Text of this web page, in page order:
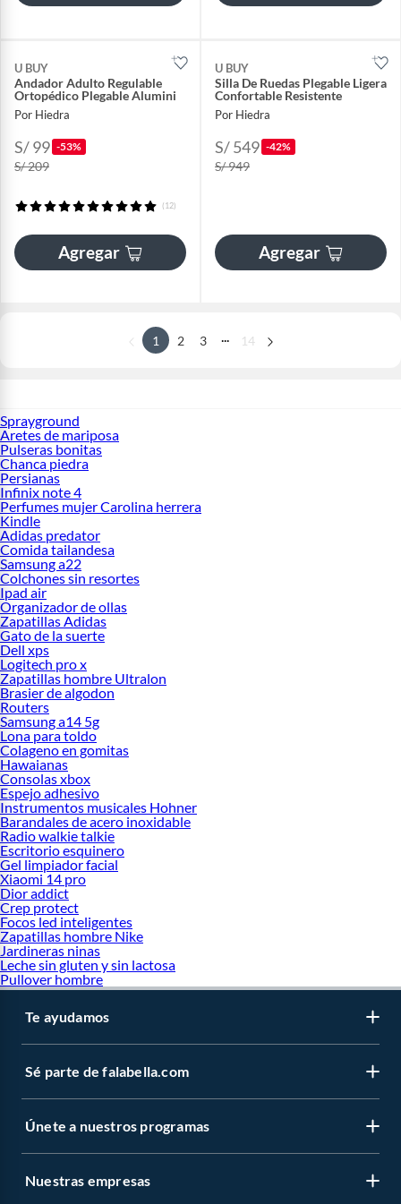
U BUY
Andador Adulto Regulable
Ortopédico Plegable Alumini
Por Hiedra
S/ 99 -53%
S/ 209
(12)
Agregar
U BUY
Silla De Ruedas Plegable Ligera
Confortable Resistente
Por Hiedra
S/ 549 -42%
S/ 949
Agregar
1 2 3 ... 14
Sprayground
Aretes de mariposa
Pulseras bonitas
Chanca piedra
Persianas
Infinix note 4
Perfumes mujer Carolina herrera
Kindle
Adidas predator
Comida tailandesa
Samsung a22
Colchones sin resortes
Ipad air
Organizador de ollas
Zapatillas Adidas
Gato de la suerte
Dell xps
Logitech pro x
Zapatillas hombre Ultralon
Brasier de algodon
Routers
Samsung a14 5g
Lona para toldo
Colageno en gomitas
Hawaianas
Consolas xbox
Espejo adhesivo
Instrumentos musicales Hohner
Barandales de acero inoxidable
Radio walkie talkie
Escritorio esquinero
Gel limpiador facial
Xiaomi 14 pro
Dior addict
Crep protect
Focos led inteligentes
Zapatillas hombre Nike
Jardineras ninas
Leche sin gluten y sin lactosa
Pullover hombre
Te ayudamos
Sé parte de falabella.com
Únete a nuestros programas
Nuestras empresas